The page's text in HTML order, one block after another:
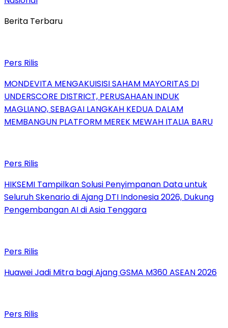
Berita Terbaru
Pers Rilis
MONDEVITA MENGAKUISISI SAHAM MAYORITAS DI
UNDERSCORE DISTRICT, PERUSAHAAN INDUK
MAGLIANO, SEBAGAI LANGKAH KEDUA DALAM
MEMBANGUN PLATFORM MEREK MEWAH ITALIA BARU
Pers Rilis
HIKSEMI Tampilkan Solusi Penyimpanan Data untuk
Seluruh Skenario di Ajang DTI Indonesia 2026, Dukung
Pengembangan AI di Asia Tenggara
Pers Rilis
Huawei Jadi Mitra bagi Ajang GSMA M360 ASEAN 2026
Pers Rilis